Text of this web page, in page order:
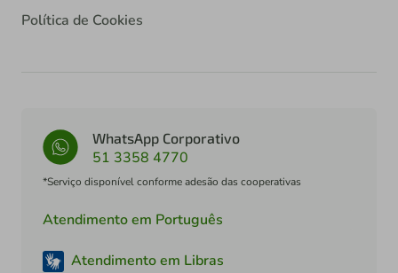
Política de Cookies
WhatsApp Corporativo
51 3358 4770
*Serviço disponível conforme adesão das cooperativas
Atendimento em Português
Atendimento em Libras